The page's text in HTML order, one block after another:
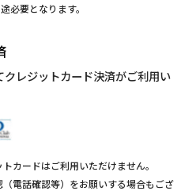
要となります。
レジットカード決済がご利用い
カードはご利用いただけません。
電話確認等）をお願いする場合もござ